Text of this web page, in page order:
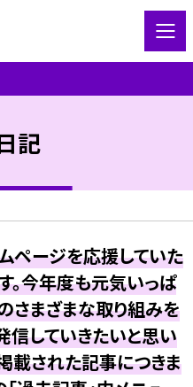
記
ページを応援していた
。今年度も元気いっぱ
さまざまな取り組みを
信していきたいと思い
載された記事につきま